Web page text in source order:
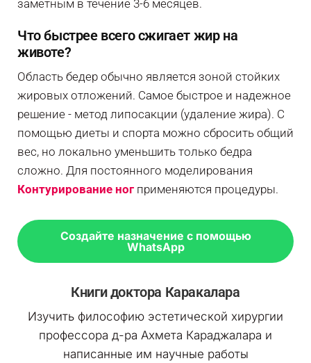
заметным в течение 3-6 месяцев.
Что быстрее всего сжигает жир на
животе?
Область бедер обычно является зоной стойких
жировых отложений. Самое быстрое и надежное
решение - метод липосакции (удаление жира). С
помощью диеты и спорта можно сбросить общий
вес, но локально уменьшить только бедра
сложно. Для постоянного моделирования
Контурирование ног применяются процедуры.
Создайте назначение с помощью
WhatsApp
Книги доктора Каракалара
Изучить философию эстетической хирургии
профессора д-ра Ахмета Караджалара и
написанные им научные работы